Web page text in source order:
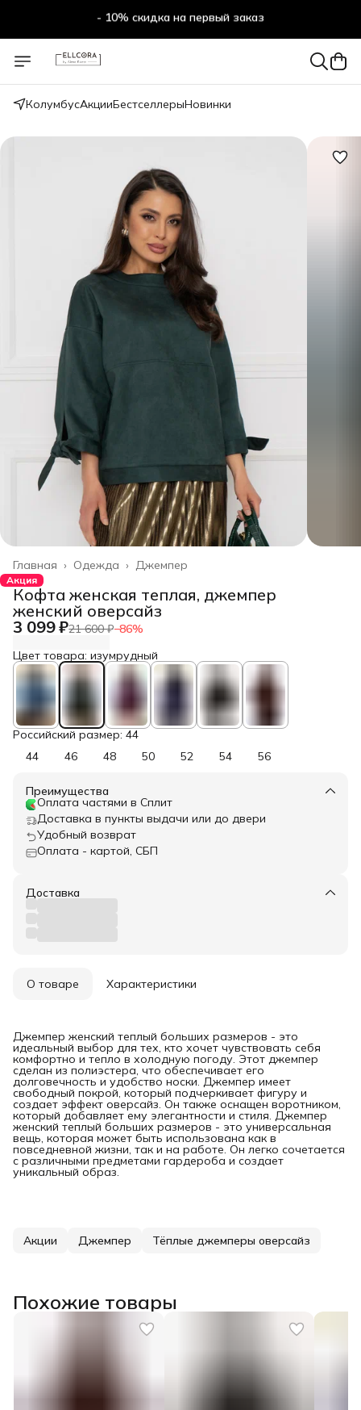
- 10% скидка на первый заказ
КолумбусАкцииБестселлерыНовинки
Джемпер
Одежда ›
Главная ›
Акция
Кофта женская теплая, джемпер
женский оверсайз
3 099 ₽21 600 ₽−86%
Цвет товара: изумрудный
Российский размер: 44
44
46 48 50 52 54 56
Преимущества
Оплата частями в Сплит
Доставка в пункты выдачи или до двери
Удобный возврат
Оплата - картой, СБП
Доставка
О товаре Характеристики
Джемпер женский теплый больших размеров - это
идеальный выбор для тех, кто хочет чувствовать себя
комфортно и тепло в холодную погоду. Этот джемпер
сделан из полиэстера, что обеспечивает его
долговечность и удобство носки. Джемпер имеет
свободный покрой, который подчеркивает фигуру и
создает эффект оверсайз. Он также оснащен воротником,
который добавляет ему элегантности и стиля. Джемпер
женский теплый больших размеров - это универсальная
вещь, которая может быть использована как в
повседневной жизни, так и на работе. Он легко сочетается
с различными предметами гардероба и создает
уникальный образ.
Акции Джемпер Тёплые джемперы оверсайз
Похожие товары